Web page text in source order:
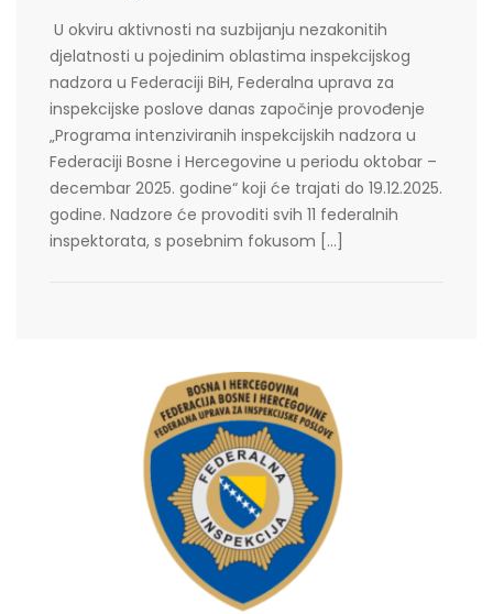
U okviru aktivnosti na suzbijanju nezakonitih
djelatnosti u pojedinim oblastima inspekcijskog
nadzora u Federaciji BiH, Federalna uprava za
inspekcijske poslove danas započinje provođenje
„Programa intenziviranih inspekcijskih nadzora u
Federaciji Bosne i Hercegovine u periodu oktobar –
decembar 2025. godine“ koji će trajati do 19.12.2025.
godine. Nadzore će provoditi svih 11 federalnih
inspektorata, s posebnim fokusom […]